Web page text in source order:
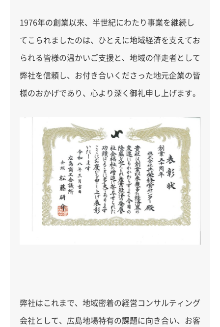
1976年の創業以来、半世紀にわたり事業を継続し
てこられましたのは、ひとえに地域経済を支えてお
られる皆様の温かいご支援と、地域の伴走者として
弊社を信頼し、お付き合いくださった地元企業の皆
様のおかげであり、心より深く御礼申し上げます。
弊社はこれまで、地域密着の経営コンサルティング
会社として、広島地場特有の課題に向き合い、お客